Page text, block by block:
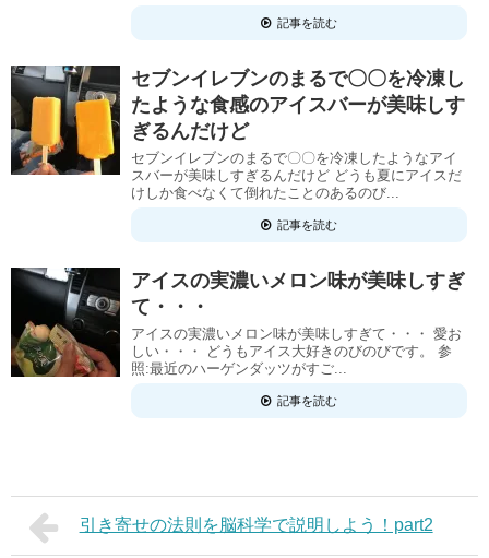
記事を読む
セブンイレブンのまるで〇〇を冷凍し
たような食感のアイスバーが美味しす
ぎるんだけど
セブンイレブンのまるで〇〇を冷凍したようなアイ
スバーが美味しすぎるんだけど どうも夏にアイスだ
けしか食べなくて倒れたことのあるのび...
記事を読む
アイスの実濃いメロン味が美味しすぎ
て・・・
アイスの実濃いメロン味が美味しすぎて・・・ 愛お
しい・・・ どうもアイス大好きのびのびです。 参
照:最近のハーゲンダッツがすご...
記事を読む
引き寄せの法則を脳科学で説明しよう！part2